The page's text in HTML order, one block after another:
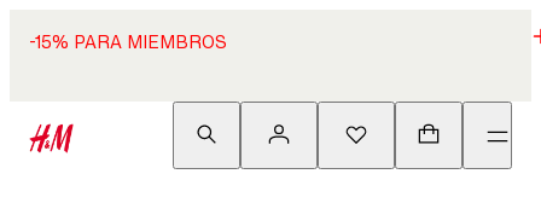
-15% PARA MIEMBROS